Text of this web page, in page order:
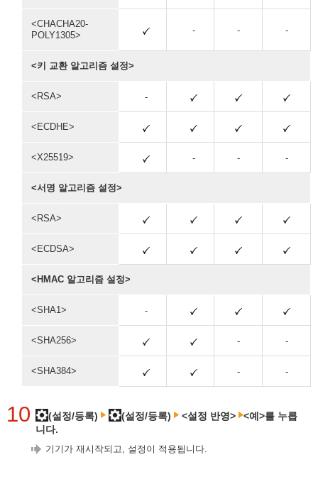
<CHACHA20-
POLY1305>
- - -
<키 교환 알고리즘 설정>
<RSA> -
<ECDHE>
<X25519> - - -
<서명 알고리즘 설정>
<RSA>
<ECDSA>
<HMAC 알고리즘 설정>
<SHA1> -
<SHA256> - -
<SHA384> - -
10 (설정/등록) (설정/등록) <설정 반영>
<예>를 누릅
니다.
기기가 재시작되고, 설정이 적용됩니다.